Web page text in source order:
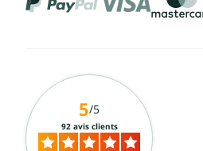
5/5
92 avis clients